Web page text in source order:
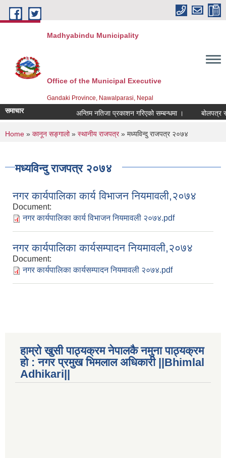
Skip to main content
Madhyabindu Municipality
Office of the Municipal Executive
Gandaki Province, Nawalparasi, Nepal
समाचार अन्तिम नतिजा प्रकाशन गरिएको सम्बन्धमा । बोलपत्र
You are here
Home » कानून सङ्गालो» स्थानीय राजपत्र» मध्यविन्दु राजपत्र २०७४
मध्यविन्दु राजपत्र २०७४
नगर कार्यपालिका कार्य विभाजन नियमावली,२०७४
Document:
नगर कार्यपालिका कार्य विभाजन नियमावली २०७४.pdf
नगर कार्यपालिका कार्यसम्पादन नियमावली,२०७४
Document:
नगर कार्यपालिका कार्यसम्पादन नियमावली २०७४.pdf
हाम्रो खुसी पाठ्यक्रम नेपालकै नमुना पाठ्यक्रम
हो : नगर प्रमुख भिमलाल अधिकारी ||Bhimlal
Adhikari||